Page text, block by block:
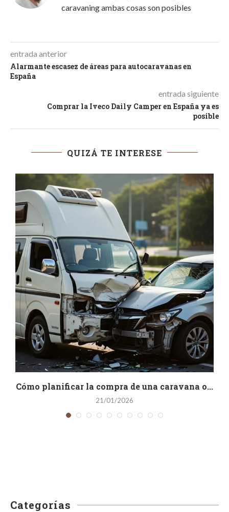
caravaning ambas cosas son posibles
entrada anterior
Alarmante escasez de áreas para autocaravanas en
España
entrada siguiente
Comprar la Iveco Daily Camper en España ya es
posible
QUIZÁ TE INTERESE
Cómo planificar la compra de una caravana o...
21/01/2026
Categorías